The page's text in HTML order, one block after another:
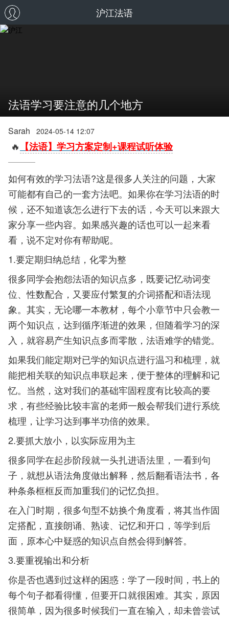
沪江法语
法语学习要注意的几个地方
Sarah 2024-05-14 12:07
🔥 【法语】学习方案定制+课程试听体验
如何有效的学习法语?这是很多人关注的问题，大家
可能都有自己的一套方法吧。如果你在学习法语的时
候，还不知道该怎么进行下去的话，今天可以来跟大
家分享一些内容。如果感兴趣的话也可以一起来看
看，说不定对你有帮助呢。
1.要定期归纳总结，化零为整
很多同学会抱怨法语的知识点多，既要记忆动词变
位、性数配合，又要应付繁复的介词搭配和语法现
象。其实，无论哪一本教材，每个小章节中只会教一
两个知识点，达到循序渐进的效果，但随着学习的深
入，就容易产生知识点多而零散，法语难学的错觉。
如果我们能定期对已学的知识点进行温习和梳理，就
能把相关联的知识点串联起来，便于整体的理解和记
忆。当然，这对我们的基础牢固程度有比较高的要
求，有些经验比较丰富的老师一般会帮我们进行系统
梳理，让学习达到事半功倍的效果。
2.要抓大放小，以实际应用为主
很多同学在起步阶段就一头扎进语法里，一看到句
子，就想从语法角度做出解释，然后翻看语法书，各
种条条框框反而加重我们的记忆负担。
在入门时期，很多句型不妨换个角度看，将其当作固
定搭配，直接朗诵、熟读、记忆和开口，等学到后
面，原本心中疑惑的知识点自然会得到解答。
3.要重视输出和分析
你是否也遇到过这样的困惑：学了一段时间，书上的
每个句子都看得懂，但要开口就很困难。其实，原因
很简单，因为很多时候我们一直在输入，却未曾尝试